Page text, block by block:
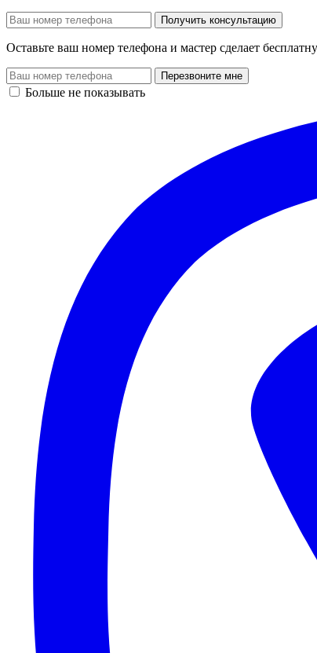
Получить консультацию
Оставьте ваш номер телефона и мастер сделает
Перезвоните мне
Больше не показывать